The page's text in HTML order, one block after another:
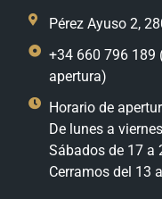
Pérez Ayuso 2,
+34 660 796 189
apertura)
Horario de
De lunes a
Sábados de 17 a
Cerramos del 13